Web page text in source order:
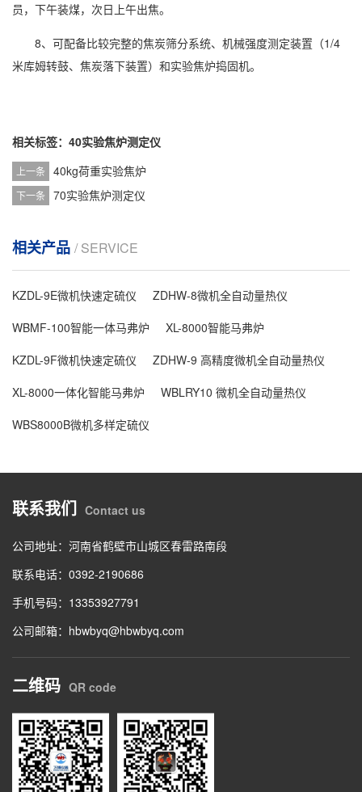
员，下午装煤，次日上午出焦。
8、可配备比较完整的焦炭筛分系统、机械强度测定装置（1/4
米库姆转鼓、焦炭落下装置）和实验焦炉捣固机。
相关标签： 40实验焦炉测定仪
上一条 40kg荷重实验焦炉
下一条 70实验焦炉测定仪
相关产品 / SERVICE
KZDL-9E微机快速定硫仪
ZDHW-8微机全自动量热仪
WBMF-100智能一体马弗炉
XL-8000智能马弗炉
KZDL-9F微机快速定硫仪
ZDHW-9 高精度微机全自动量热仪
XL-8000一体化智能马弗炉
WBLRY10 微机全自动量热仪
WBS8000B微机多样定硫仪
联系我们 Contact us
公司地址：河南省鹤壁市山城区春雷路南段
联系电话：0392-2190686
手机号码：13353927791
公司邮箱：hbwbyq@hbwbyq.com
二维码 QR code